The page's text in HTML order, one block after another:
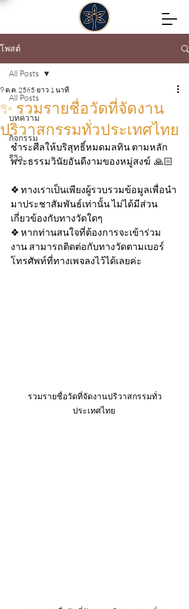
โพสต์
All Posts
บทความ
กิจกรรม
รีวิว
All Posts
✨ รวมรายชื่อวัดที่จัดงาน
ปริวาสกรรมทั่วประเทศไทย
9 ต.ค. 2565 ยาว 1 นาที
ชำระศีลให้บริสุทธิ์หมดมลทิน ตามหลัก
พระธรรมวินัยอันดีงามของหมู่สงฆ์  🙏🏻
❖ ทางเราเป็นเพียงผู้รวบรวมข้อมูลเพื่อนำ
มาประชาสัมพันธ์เท่านั้น ไม่ได้มีส่วน
เกี่ยวข้องกับทางวัดใดๆ
❖ หากท่านสนใจที่ต้องการจะเข้าร่วม
งาน สามารถติดต่อกับทางวัดตามเบอร์
โทรศัพท์ที่ทางเพจลงไว้ได้เลยค่ะ
รวมรายชื่อวัดที่จัดงานปริวาสกรรมทั่ว
ประเทศไทย